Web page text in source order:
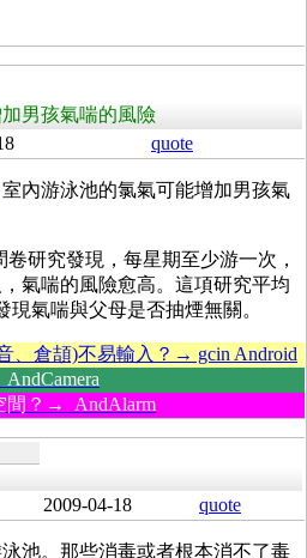
男孩氣喘的風險
quote
室內游泳池的氯氣可能增加男孩氣
研究發現，每星期至少游一次，
氣喘的風險愈高。這項研究平均
氣喘與父母是否抽煙無關。
、倉頡)不易輸入？→ gcin Android
間？→ AndAlarm
2009-04-18 quote
池。那些消毒或者根本消不了毒